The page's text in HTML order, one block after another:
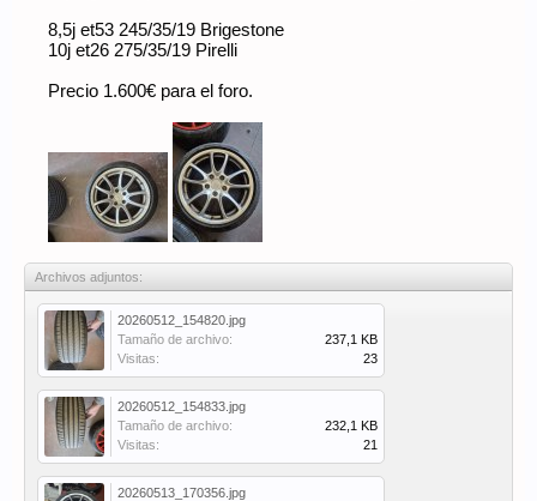
8,5j et53 245/35/19 Brigestone
10j et26 275/35/19 Pirelli
Precio 1.600€ para el foro.
Archivos adjuntos:
20260512_154820.jpg
Tamaño de archivo:
237,1 KB
Visitas:
23
20260512_154833.jpg
Tamaño de archivo:
232,1 KB
Visitas:
21
20260513_170356.jpg